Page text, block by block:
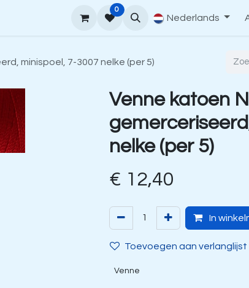
Hoe te bestellen Contact
0
Nederlands
minispoel, 7-3007 nelke (per 5)
Venne katoen
nelke (per 5)
€ 12,40
In
Toevoegen aan verlanglijst
Venne